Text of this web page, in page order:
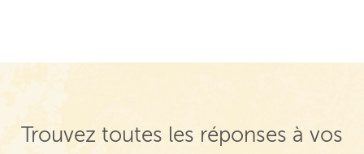
Trouvez toutes les réponses à vos